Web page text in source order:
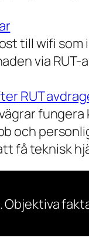
till wifi
via
RUT
och
få teknisk